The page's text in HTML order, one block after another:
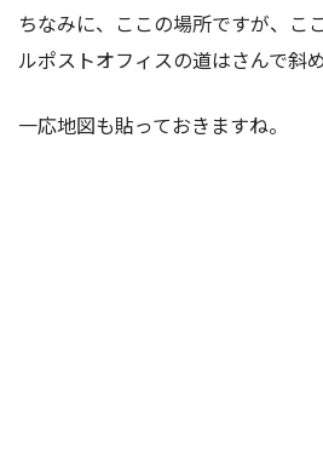
ちなみに、ここの場所ですが、こ
ルポストオフィスの道はさんで斜
一応地図も貼っておきますね。